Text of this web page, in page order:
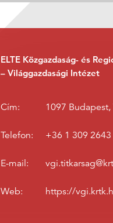
ELTE Közgazdaság- és
– Világgazdasági Intézet
Cím: 1097 Budapest,
Telefon: +36 1 309 2643
E-mail:
Web: https://